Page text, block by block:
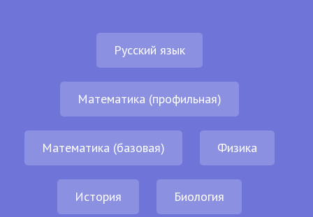
Русский язык
Математика (профильная)
Математика (базовая) Физика
История Биология